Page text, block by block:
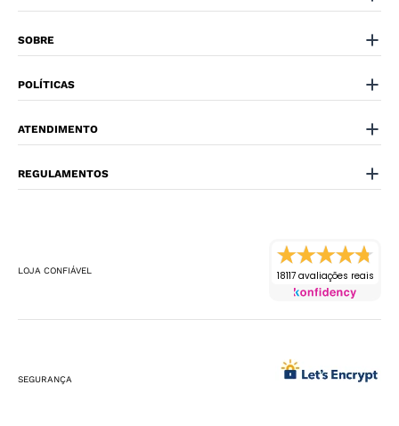
SOBRE
POLÍTICAS
ATENDIMENTO
REGULAMENTOS
LOJA CONFIÁVEL 18117 avaliações reais
SEGURANÇA